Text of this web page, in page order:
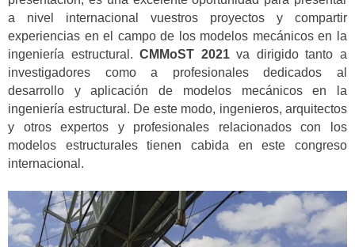
a nivel internacional vuestros proyectos y compartir
experiencias en el campo de los modelos mecánicos en la
ingeniería estructural.CMMoST 2021va dirigido tanto a
investigadores como a profesionales dedicados al
desarrollo y aplicación de modelos mecánicos en la
ingeniería estructural. De este modo, ingenieros, arquitectos
y otros expertos y profesionales relacionados con los
modelos estructurales tienen cabida en este congreso
internacional.